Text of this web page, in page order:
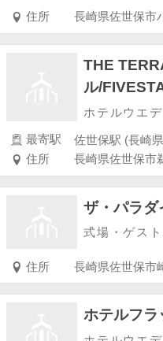
住所 長崎県佐世保市
THE
ル/
ホテルウエ
最寄駅
佐世保駅 (長崎
住所
長崎県佐世保市
ザ・パラダ
式場・ゲス
住所 長崎県佐世保市
ホテルフラ